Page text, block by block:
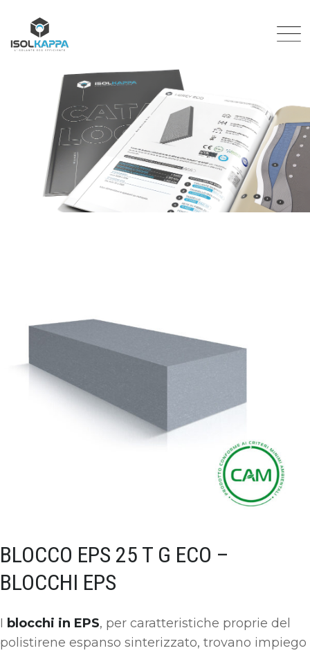
BLOCCO EPS 25 T G ECO –
BLOCCHI EPS
I blocchi in EPS, per caratteristiche proprie del
polistirene espanso sinterizzato, trovano impiego